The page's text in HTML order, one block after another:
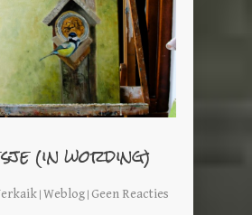
(in wording)
Weblog Geen Reacties